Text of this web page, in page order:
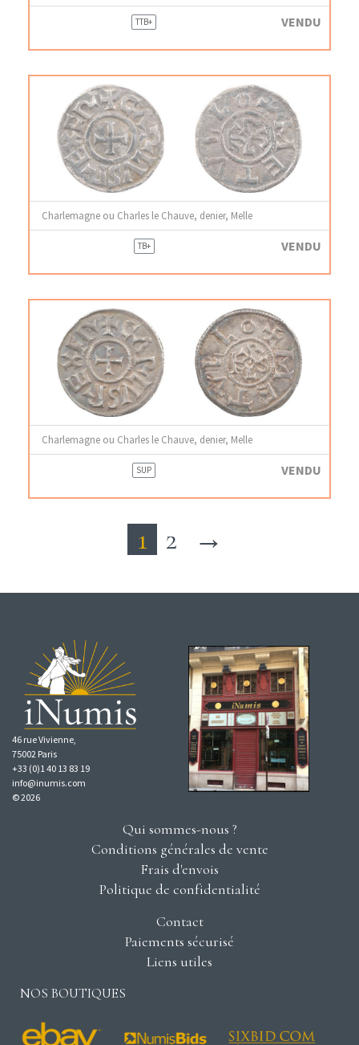
TTB+ VENDU
Charlemagne ou Charles le Chauve, denier, Melle
TB+ VENDU
Charlemagne ou Charles le Chauve, denier, Melle
SUP VENDU
1 2 →
46 rue Vivienne,
75002 Paris
+33 (0)1 40 13 83 19
info@inumis.com
© 2026
Qui sommes-nous ?
Conditions générales de vente
Frais d'envois
Politique de confidentialité
Contact
Paiements sécurisé
Liens utiles
NOS BOUTIQUES